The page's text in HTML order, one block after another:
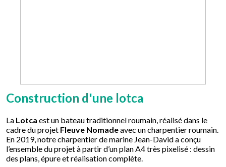
Construction d'une lotca
La Lotca est un bateau traditionnel roumain, réalisé dans le
cadre du projet Fleuve Nomadeavec un charpentier roumain.
En 2019, notre charpentier de marine Jean-David a conçu
l’ensemble du projet à partir d’un plan A4 très pixelisé : dessin
des plans, épure et réalisation complète.